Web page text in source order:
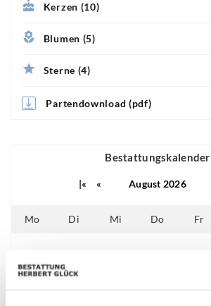
Kerzen (10)
Blumen (5)
Sterne (4)
Partendownload (pdf)
Bestattungskalender
|« « August 2026
Mo Di Mi Do Fr